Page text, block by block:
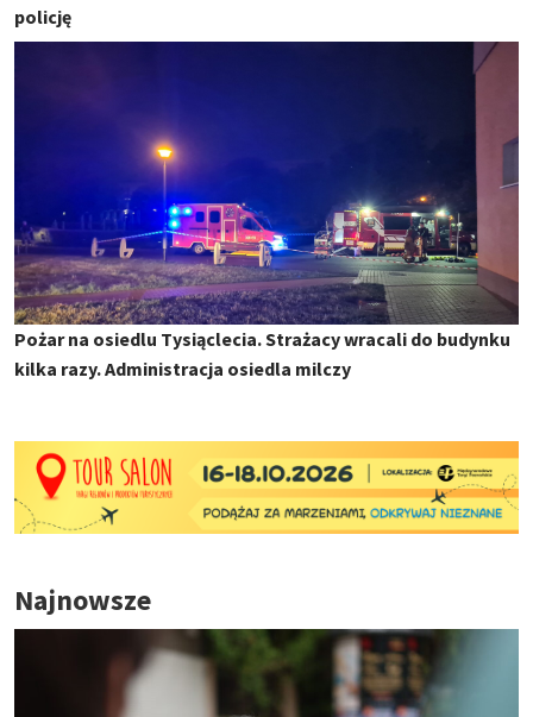
policję
Pożar na osiedlu Tysiąclecia. Strażacy wracali do budynku
kilka razy. Administracja osiedla milczy
Najnowsze